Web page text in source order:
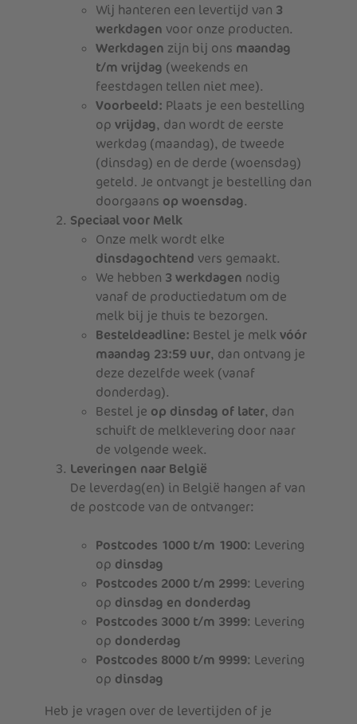
Wij hanteren een levertijd van 3
werkdagen voor onze producten.
Werkdagen zijn bij ons maandag
t/m vrijdag (weekends en
feestdagen tellen niet mee).
Voorbeeld: Plaats je een bestelling
op vrijdag, dan wordt de eerste
werkdag (maandag), de tweede
(dinsdag) en de derde (woensdag)
geteld. Je ontvangt je bestelling dan
doorgaans op woensdag.
Speciaal voor Melk
Onze melk wordt elke
dinsdagochtend vers gemaakt.
We hebben 3 werkdagen nodig
vanaf de productiedatum om de
melk bij je thuis te bezorgen.
Besteldeadline: Bestel je melkvóór
maandag 23:59 uur, dan ontvang je
deze dezelfde week (vanaf
donderdag).
Bestel je op dinsdag of later, dan
schuift de melklevering door naar
de volgende week.
Leveringen naar België
De leverdag(en) in België hangen af van
de postcode van de ontvanger:
Postcodes 1000 t/m 1900: Levering
op dinsdag
Postcodes 2000 t/m 2999: Levering
op dinsdag en donderdag
Postcodes 3000 t/m 3999: Levering
op donderdag
Postcodes 8000 t/m 9999: Levering
op dinsdag
Heb je vragen over de levertijden of je